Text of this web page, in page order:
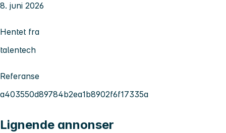
8. juni 2026
Hentet fra
talentech
Referanse
a403550d89784b2ea1b8902f6f17335a
Lignende annonser